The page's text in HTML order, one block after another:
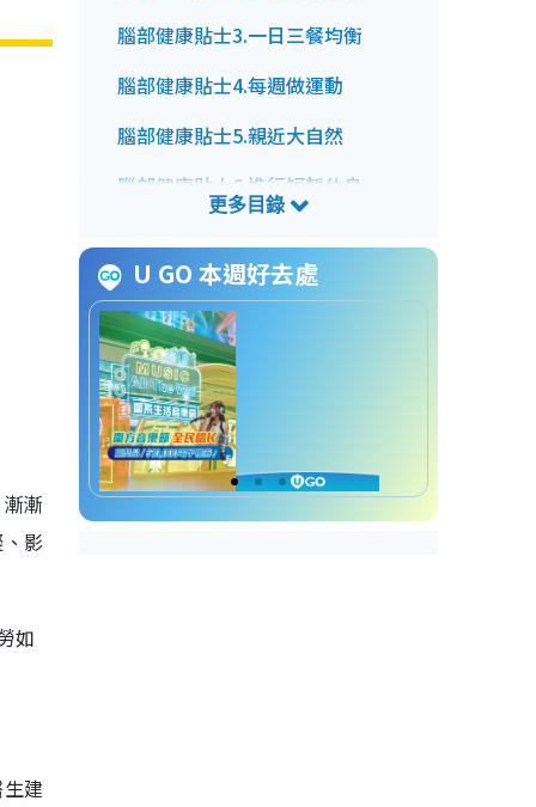
漸
影
如
建
腦部健康貼士3.一日三餐均衡
腦部健康貼士4.每週做運動
腦部健康貼士5.親近大自然
腦部健康貼士6.進行短暫休息
U GO 本週好去處